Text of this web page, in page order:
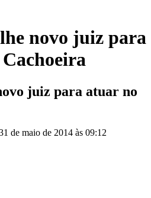
novo juiz para
juiz para atuar no
de maio de 2014 às 09:12